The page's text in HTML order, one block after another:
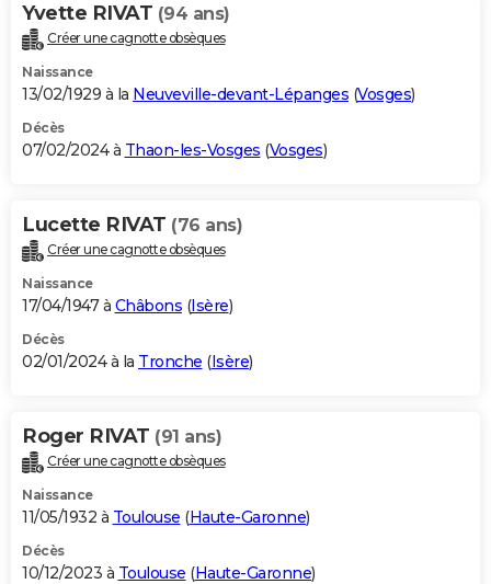
Yvette RIVAT (94 ans)
Créer une cagnotte obsèques
Naissance
13/02/1929 à la Neuveville-devant-Lépanges (Vosges)
Décès
07/02/2024 à Thaon-les-Vosges (Vosges)
Lucette RIVAT (76 ans)
Créer une cagnotte obsèques
Naissance
17/04/1947 à Châbons (Isère)
Décès
02/01/2024 à la Tronche (Isère)
Roger RIVAT (91 ans)
Créer une cagnotte obsèques
Naissance
11/05/1932 à Toulouse (Haute-Garonne)
Décès
10/12/2023 à Toulouse (Haute-Garonne)